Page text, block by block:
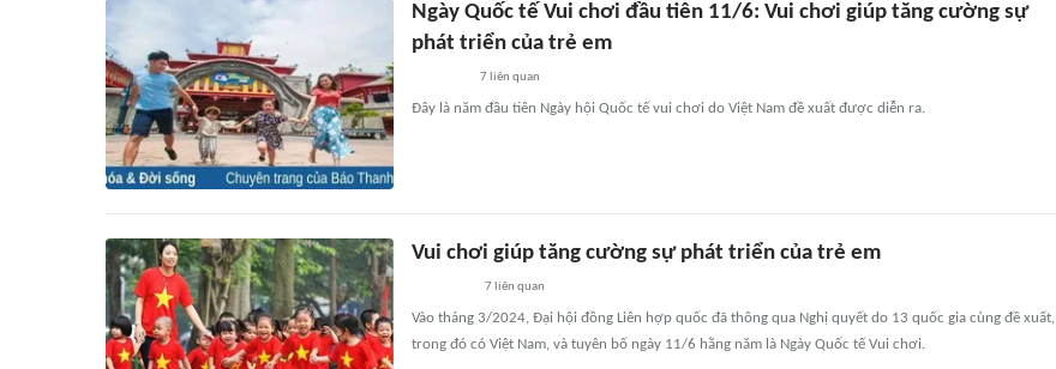
Ngày Quốc tế Vui chơi đầu tiên 11/6: Vui chơi giúp tăng cường sự
phát triển của trẻ em
7 liên quan
Đây là năm đầu tiên Ngày hội Quốc tế vui chơi do Việt Nam đề xuất được diễn ra.
Vui chơi giúp tăng cường sự phát triển của trẻ em
7 liên quan
Vào tháng 3/2024, Đại hội đồng Liên hợp quốc đã thông qua Nghị quyết do 13 quốc gia cùng đề xuất,
trong đó có Việt Nam, và tuyên bố ngày 11/6 hằng năm là Ngày Quốc tế Vui chơi.